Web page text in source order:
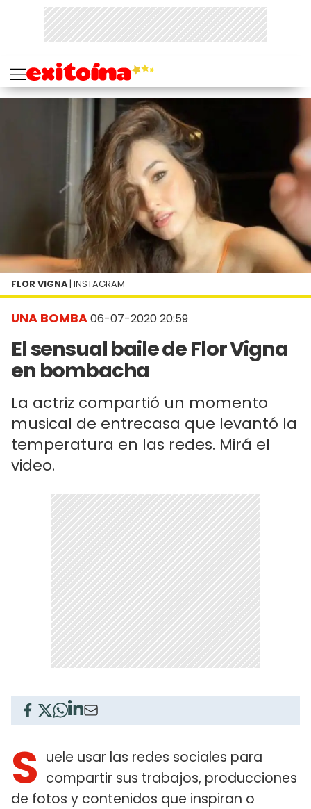
UNA BOMBA06-07-2020 20:59
El sensual baile de Flor Vigna
en bombacha
La actriz compartió un momento
musical de entrecasa que levantó la
temperatura en las redes. Mirá el
video.
FLOR VIGNA | INSTAGRAM
S uele usar las redes sociales para
compartir sus trabajos, producciones
de fotos y contenidos que inspiran o